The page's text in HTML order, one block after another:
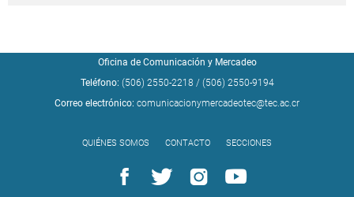
Oficina de Comunicación y Mercadeo
Teléfono: (506) 2550-2218 / (506) 2550-9194
Correo electrónico: comunicacionymercadeotec@tec.ac.cr
QUIÉNES SOMOS CONTACTO SECCIONES